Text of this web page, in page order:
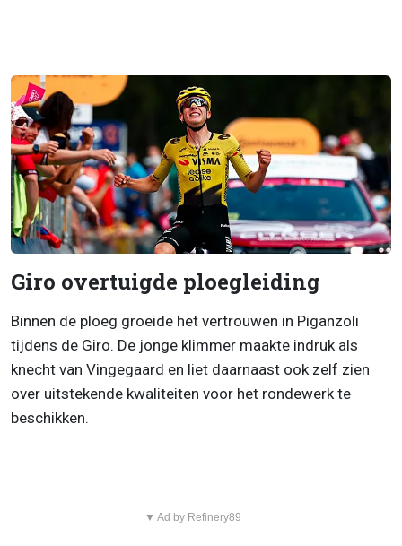
Giro overtuigde ploegleiding
Binnen de ploeg groeide het vertrouwen in Piganzoli
tijdens de Giro. De jonge klimmer maakte indruk als
knecht van Vingegaard en liet daarnaast ook zelf zien
over uitstekende kwaliteiten voor het rondewerk te
beschikken.
▼ Ad by Refinery89